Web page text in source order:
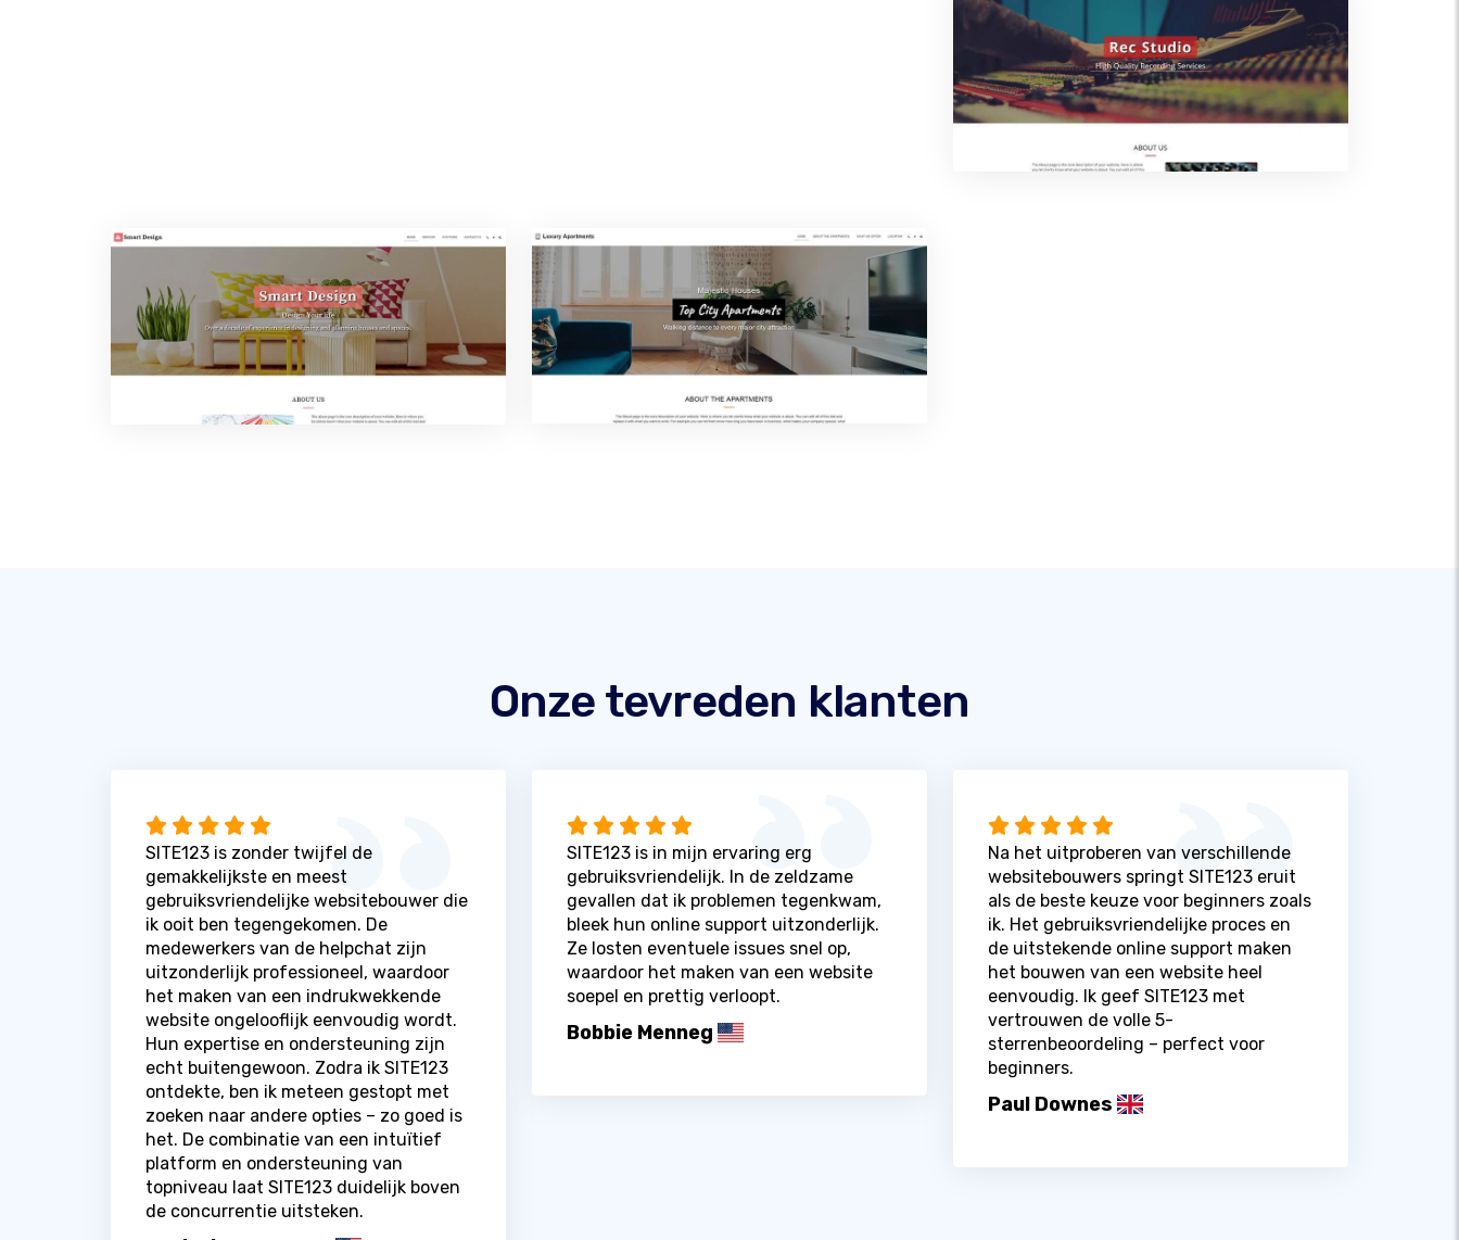
Onze tevreden klanten
SITE123 is zonder twijfel de
gemakkelijkste en meest
gebruiksvriendelijke websitebouwer die
ik ooit ben tegengekomen. De
medewerkers van de helpchat zijn
uitzonderlijk professioneel, waardoor
het maken van een indrukwekkende
website ongelooflijk eenvoudig wordt.
Hun expertise en ondersteuning zijn
echt buitengewoon. Zodra ik SITE123
ontdekte, ben ik meteen gestopt met
zoeken naar andere opties – zo goed is
het. De combinatie van een intuïtief
platform en ondersteuning van
topniveau laat SITE123 duidelijk boven
de concurrentie uitsteken.
SITE123 is in mijn ervaring erg
gebruiksvriendelijk. In de zeldzame
gevallen dat ik problemen tegenkwam,
bleek hun online support uitzonderlijk.
Ze losten eventuele issues snel op,
waardoor het maken van een website
soepel en prettig verloopt.
Bobbie Menneg
Na het uitproberen van verschillende
websitebouwers springt SITE123 eruit
als de beste keuze voor beginners zoals
ik. Het gebruiksvriendelijke proces en
de uitstekende online support maken
het bouwen van een website heel
eenvoudig. Ik geef SITE123 met
vertrouwen de volle 5-
sterrenbeoordeling – perfect voor
beginners.
Paul Downes